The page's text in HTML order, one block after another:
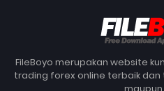
FileBoyo merupakan website
trading forex online terbaik